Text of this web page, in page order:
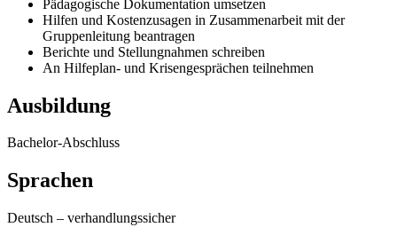
Pädagogische Dokumentation umsetzen
Hilfen und Kostenzusagen in Zusammenarbeit mit der
Gruppenleitung beantragen
Berichte und Stellungnahmen schreiben
An Hilfeplan- und Krisengesprächen teilnehmen
Ausbildung
Bachelor-Abschluss
Sprachen
Deutsch – verhandlungssicher